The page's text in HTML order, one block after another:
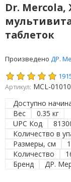
Dr.
таблеток
Произведено ДР.
Артикул: MCL-01010
Доступно
Вес
0.35 кг
UPC Код
Количество в
Размеры, см
Количество
Бренд
ДР.